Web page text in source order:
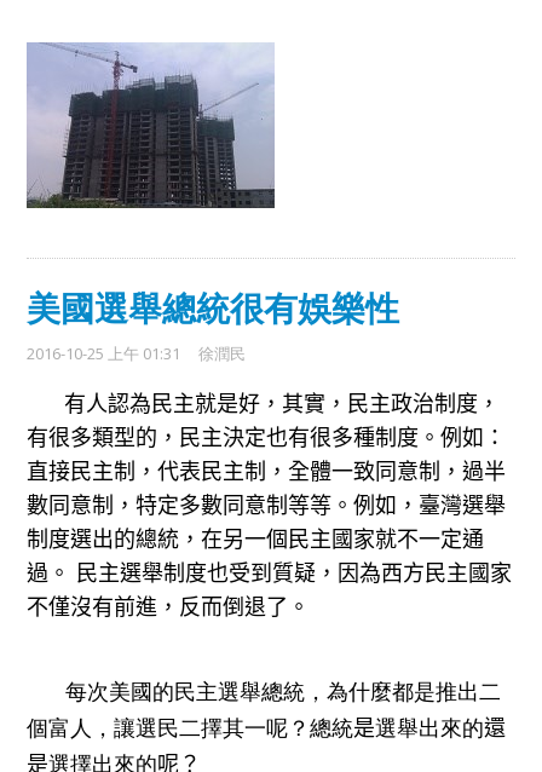
美國選舉總統很有娛樂性
2016-10-25 上午 01:31 徐潤民
有人認為民主就是好，其實，民主政治制度，
有很多類型的，民主決定也有很多種制度。例如：
直接民主制，代表民主制，全體一致同意制，過半
數同意制，特定多數同意制等等。例如， 臺灣選舉
制度選出的總統，在另一個民主國家就不一定通
過。 民主選舉制度也受到質疑，因為西方民主國家
不僅沒有前進，反而倒退了。
每次美國的民主選舉總統，為什麼都是推出二
個富人，讓選民二擇其一呢？總統是選舉出來的還
是選擇出來的呢？